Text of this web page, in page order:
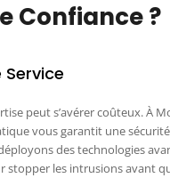
Confiance ?
Service
peut s’avérer coûteux. À
vous garantit une
des technologies
les intrusions avant